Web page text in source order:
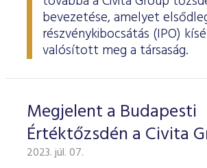
bevezetése, amelyet
részvénykibocsátás (IPO)
valósított meg a társaság.
Megjelent a Budapesti
Értéktőzsdén a Civita
2023. júl. 07.